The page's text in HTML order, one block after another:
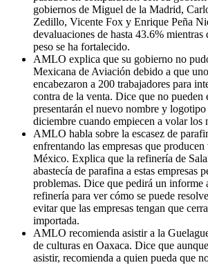
gobiernos de Miguel de la Madrid,
Zedillo, Vicente Fox y Enrique Peña
devaluaciones de hasta 43.6% mientras
peso se ha fortalecido.
AMLO explica que su gobierno no
Mexicana de Aviación debido a que
encabezaron a 200 trabajadores para
contra de la venta. Dice que no pueden
presentarán el nuevo nombre y logotipo
diciembre cuando empiecen a volar los
AMLO habla sobre la escasez de
enfrentando las empresas que
México. Explica que la refinería de
abastecía de parafina a estas empresas
problemas. Dice que pedirá un informe
refinería para ver cómo se puede
evitar que las empresas tengan que
importada.
AMLO recomienda asistir a la
de culturas en Oaxaca. Dice que
asistir, recomienda a quien pueda que